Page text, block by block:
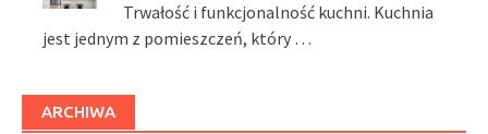
Trwałość i funkcjonalność kuchni. Kuchnia
jest jednym z pomieszczeń, który …
ARCHIWA